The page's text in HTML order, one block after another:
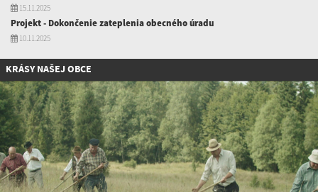
15.11.2025
Projekt - Dokončenie zateplenia obecného úradu
10.11.2025
KRÁSY NAŠEJ OBCE